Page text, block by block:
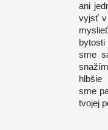
ani
vyjsť v
sme
hlbšie
sme
tvojej